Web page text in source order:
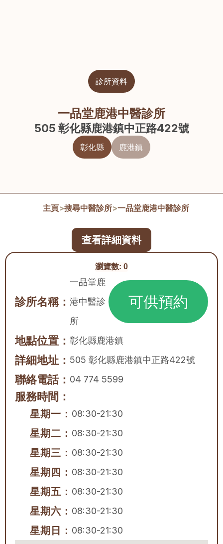
診所資料
一品堂鹿港中醫診所
505 彰化縣鹿港鎮中正路422號
彰化縣 鹿港鎮
主頁>搜尋中醫診所>一品堂鹿港中醫診所
瀏覽數: 0
診所名稱：
一品堂鹿
港中醫診
所
可供預約
地點位置： 彰化縣鹿港鎮
詳細地址： 505 彰化縣鹿港鎮中正路422號
聯絡電話： 04 774 5599
服務時間：
星期一： 08:30-21:30
星期二： 08:30-21:30
星期三： 08:30-21:30
星期四： 08:30-21:30
星期五： 08:30-21:30
星期六： 08:30-21:30
星期日： 08:30-21:30
查看詳細資料